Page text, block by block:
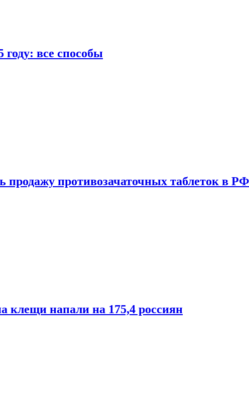
все способы
продажу противозачаточных таблеток в РФ
клещи напали на 175,4 россиян